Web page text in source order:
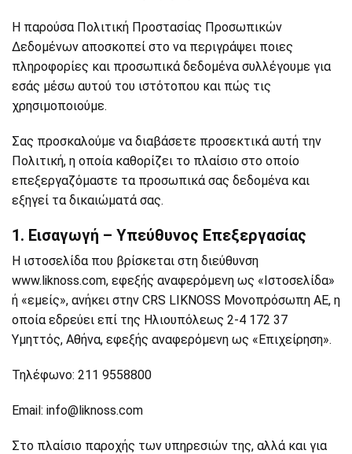
Η παρούσα Πολιτική Προστασίας Προσωπικών
Δεδομένων αποσκοπεί στο να περιγράψει ποιες
πληροφορίες και προσωπικά δεδομένα συλλέγουμε για
εσάς μέσω αυτού του ιστότοπου και πώς τις
χρησιμοποιούμε.
Σας προσκαλούμε να διαβάσετε προσεκτικά αυτή την
Πολιτική, η οποία καθορίζει το πλαίσιο στο οποίο
επεξεργαζόμαστε τα προσωπικά σας δεδομένα και
εξηγεί τα δικαιώματά σας.
1. Εισαγωγή – Υπεύθυνος Επεξεργασίας
Η ιστοσελίδα που βρίσκεται στη διεύθυνση
www.liknoss.com, εφεξής αναφερόμενη ως «Ιστοσελίδα»
ή «εμείς», ανήκει στην CRS LIKNOSS Μονοπρόσωπη ΑΕ, η
οποία εδρεύει επί της Ηλιουπόλεως 2-4 172 37
Υμηττός, Αθήνα, εφεξής αναφερόμενη ως «Επιχείρηση».
Τηλέφωνο: 211 9558800
Email: info@liknoss.com
Στο πλαίσιο παροχής των υπηρεσιών της, αλλά και για